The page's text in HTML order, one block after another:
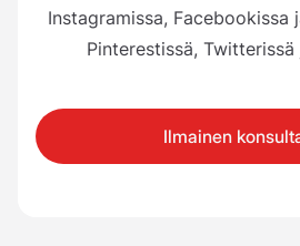
Instagramissa, Facebookissa
Pinterestissä, Twitterissä
Ilmainen